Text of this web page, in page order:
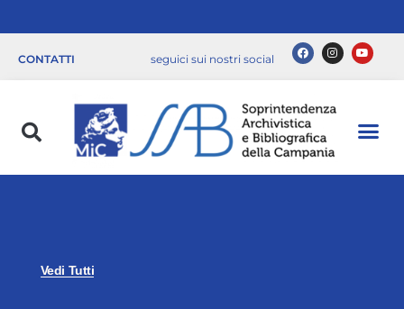
CONTATTI seguici sui nostri social
Vedi Tutti